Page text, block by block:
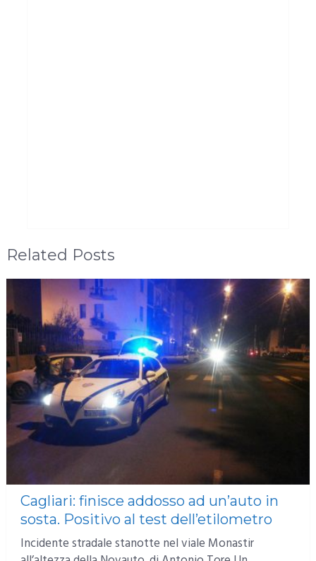
Related Posts
Cagliari: finisce addosso ad un’auto in
sosta. Positivo al test dell’etilometro
Incidente stradale stanotte nel viale Monastir